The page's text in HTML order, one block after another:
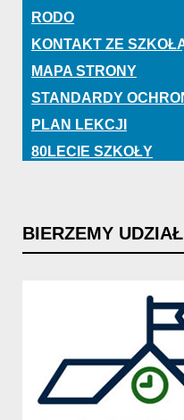
RODO
KONTAKT ZE
MAPA STRONY
STANDARDY
PLAN LEKCJI
80LECIE SZKOŁY
BIERZEMY UDZIAŁ